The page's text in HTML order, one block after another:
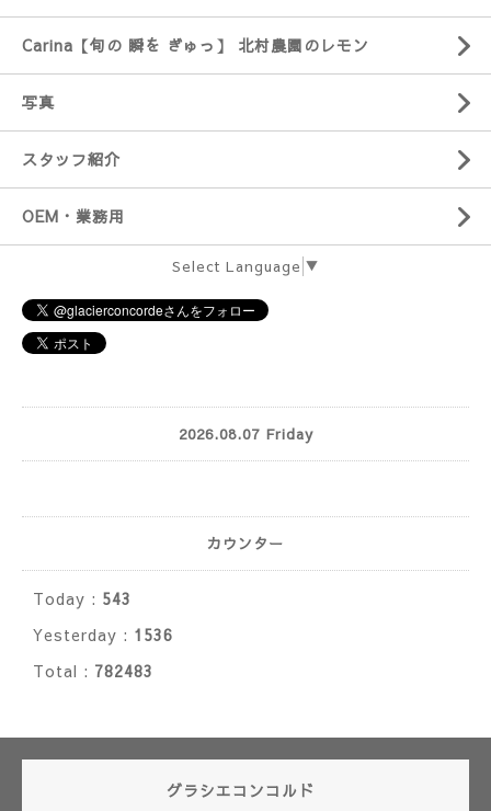
Carina【旬の 瞬を ぎゅっ】 北村農園のレモン
写真
スタッフ紹介
OEM・業務用
Select Language ▼
2026.08.07 Friday
カウンター
Today : 543
Yesterday : 1536
Total : 782483
グラシエコンコルド